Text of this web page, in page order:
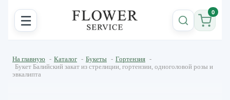
☰ 0
На главную - Каталог - Букеты - Гортензия -
Букет Балийский закат из стрелиции, гортензии, одноголовой розы и
эвкалипта